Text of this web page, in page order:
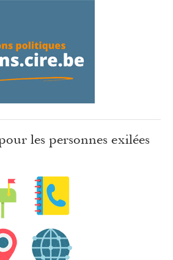
les personnes exilées